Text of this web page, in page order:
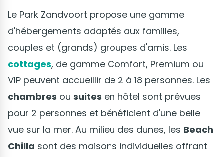
Le Park Zandvoort propose une gamme
d'hébergements adaptés aux familles,
couples et (grands) groupes d'amis. Les
cottages, de gamme Comfort, Premium ou
VIP peuvent accueillir de 2 à 18 personnes. Les
chambres ou suites en hôtel sont prévues
pour 2 personnes et bénéficient d'une belle
vue sur la mer. Au milieu des dunes, les Beach
Chilla sont des maisons individuelles offrant